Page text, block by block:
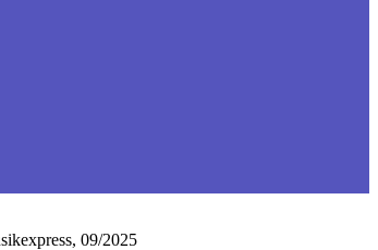
09/2025